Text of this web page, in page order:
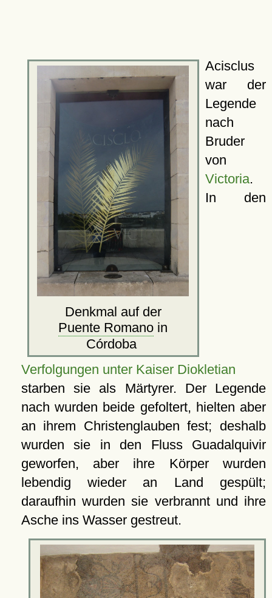
Denkmal auf der
Puente Romano in
Córdoba
Acisclus
war der
Legende
nach
Bruder
von
Victoria.
In den
Verfolgungen unter Kaiser Diokletian
starben sie als Märtyrer. Der Legende
nach wurden beide gefoltert, hielten aber
an ihrem Christenglauben fest; deshalb
wurden sie in den Fluss Guadalquivir
geworfen, aber ihre Körper wurden
lebendig wieder an Land gespült;
daraufhin wurden sie verbrannt und ihre
Asche ins Wasser gestreut.